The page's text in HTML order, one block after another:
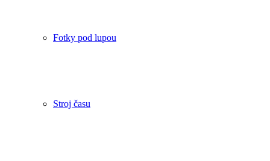
Fotky pod lupou
Stroj času